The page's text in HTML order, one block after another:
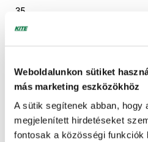
Weboldalunkon sütiket
más marketing eszközökhöz
A sütik segítenek abban, hogy
megjelenített hirdetéseket
fontosak a közösségi funkciók
35
Tálca méret (cm)
40x60
Cella mérete (cm)